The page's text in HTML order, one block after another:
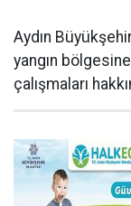
Aydın
yangın
çalışmaları